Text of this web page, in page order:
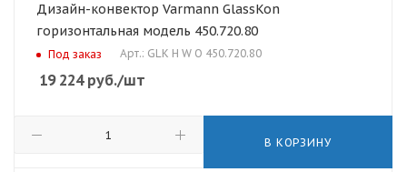
Дизайн-конвектор Varmann GlassKon
горизонтальная модель 450.720.80
Под заказ Арт.: GLK H W O 450.720.80
19 224руб./шт
В КОРЗИНУ